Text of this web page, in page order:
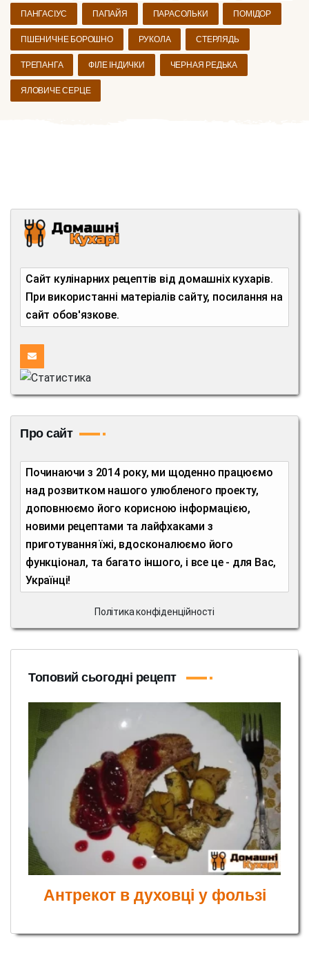
ПАНГАСІУС ПАПАЙЯ ПАРАСОЛЬКИ ПОМІДОР
ПШЕНИЧНЕ БОРОШНО РУКОЛА СТЕРЛЯДЬ
ТРЕПАНГА ФІЛЕ ІНДИЧКИ ЧЕРНАЯ РЕДЬКА
ЯЛОВИЧЕ СЕРЦЕ
Сайт кулінарних рецептів від домашніх кухарів.
При використанні матеріалів сайту, посилання на
сайт обов'язкове.
Про сайт
Починаючи з 2014 року, ми щоденно працюємо
над розвитком нашого улюбленого проекту,
доповнюємо його корисною інформацією,
новими рецептами та лайфхаками з
приготування їжі, вдосконалюємо його
функціонал, та багато іншого, і все це - для Вас,
Українці!
Політика конфіденційності
Топовий сьогодні рецепт
Антрекот в духовці у фользі